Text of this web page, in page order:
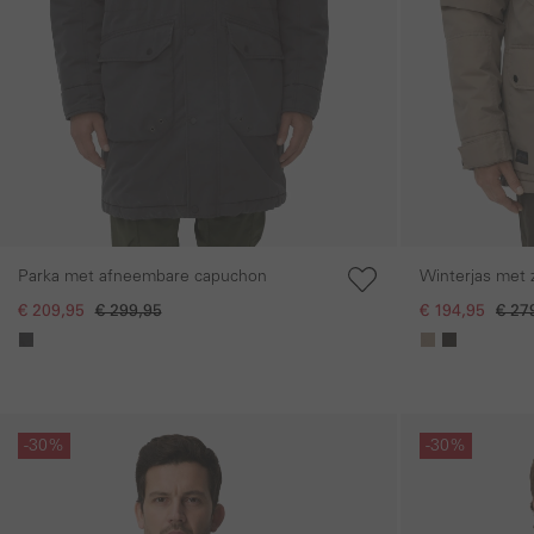
Parka met afneembare capuchon
€ 209,95 € 299,95
Winterjas met
€ 194,95 €
-30%
-30%